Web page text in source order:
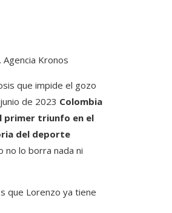
Kronos
que impide el gozo
de 2023 Colombia
primer triunfo en el
del deporte
no lo borra nada ni
que Lorenzo ya tiene